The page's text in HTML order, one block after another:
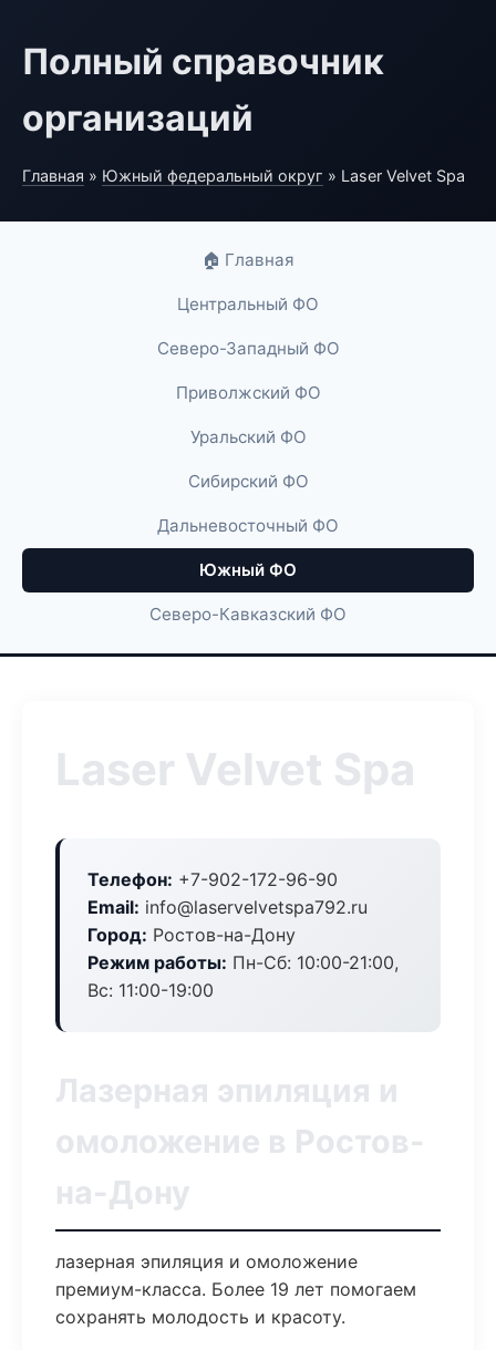
Полный справочник
организаций
Главная » Южный федеральный округ » Laser Velvet Spa
🏠 Главная
Центральный ФО
Северо-Западный ФО
Приволжский ФО
Уральский ФО
Сибирский ФО
Дальневосточный ФО
Южный ФО
Северо-Кавказский ФО
Laser Velvet Spa
Телефон: +7-902-172-96-90
Email: info@laservelvetspa792.ru
Город: Ростов-на-Дону
Режим работы: Пн-Сб: 10:00-21:00,
Вс: 11:00-19:00
Лазерная эпиляция и
омоложение в Ростов-
на-Дону
лазерная эпиляция и омоложение
премиум-класса. Более 19 лет помогаем
сохранять молодость и красоту.